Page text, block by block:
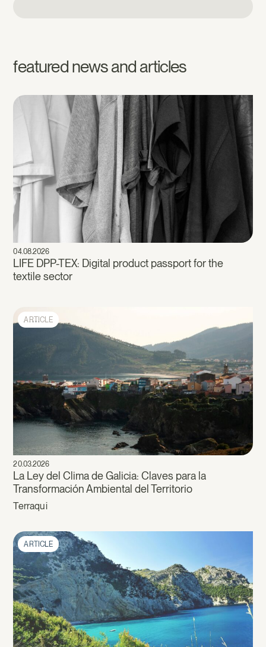
featured news and articles
04.08.2026
LIFE DPP-TEX: Digital product passport for the
textile sector
ARTICLE
20.03.2026
La Ley del Clima de Galicia: Claves para la
Transformación Ambiental del Territorio
Terraqui
ARTICLE